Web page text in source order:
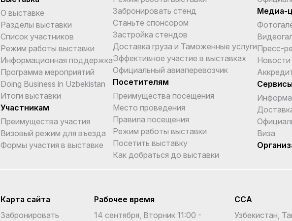
О выставке
Разделы выставки
Список участников
Режим работы выставки
Информационная поддержка
Программа мероприятий
Doing Business in Uzbekistan
Итоги выставки
Участникам
Преимущества участия
Визовый режим для въезда
Формы участия в выставке
Забронировать стенд
Станьте спонсором
Застройка стендов
Доставка груза и Таможенные услуги
Эффективное участие в выставках
Официальный авиаперевозчик
Посетителям
Преимущества посещения
Место проведения
Правила посещения
Режим работы выставки
Посетить выставку
Как добраться до выставки
Медиа-
Пресс-
Новости
Сервисы
Виза
Карта сайта
Забронировать
Рабочее время
14 сентября, Вторник 11:00 -
CCA
Узбекистан,